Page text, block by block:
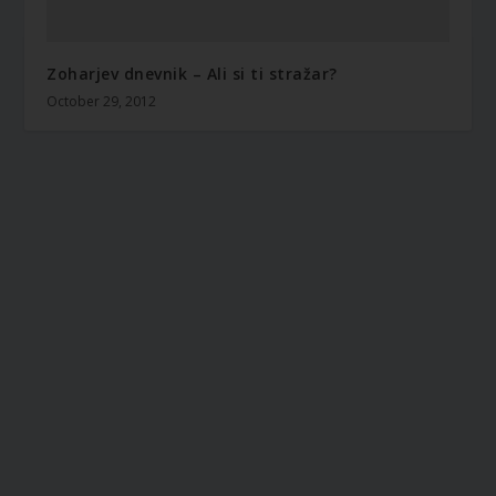
Zoharjev dnevnik – Ali si ti stražar?
October 29, 2012